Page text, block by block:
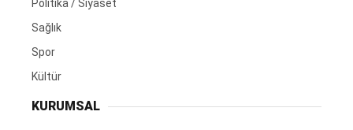
Politika / Siyaset
Sağlık
Spor
Kültür
KURUMSAL